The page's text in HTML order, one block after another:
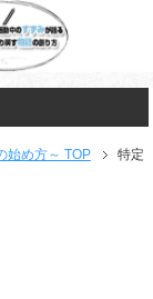
始め方～ TOP
特定